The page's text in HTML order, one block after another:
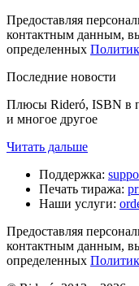
Предоставляя
контактным данным, вы
определенных
Последние новости
Плюсы Rideró, ISBN в
и многое другое
Читать дальше
Поддержка:
Печать тиража:
Наши услуги:
Предоставляя
контактным данным, вы
определенных